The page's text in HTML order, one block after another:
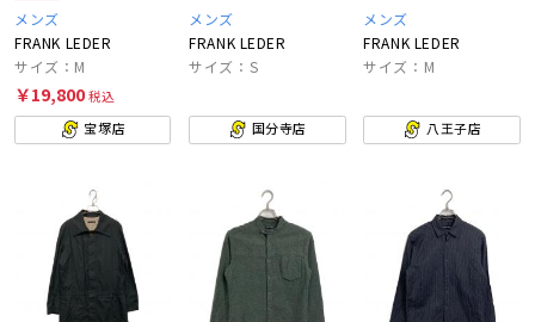
メンズ
FRANK LEDER
サイズ：M
￥19,800税込
宝塚店
メンズ
FRANK LEDER
サイズ：S
国分寺店
メンズ
FRANK LEDER
サイズ：M
八王子店